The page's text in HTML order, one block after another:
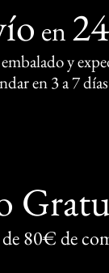
en
y
en 3 a 7
80€ de